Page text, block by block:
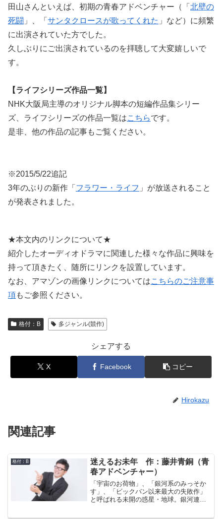
田山さんといえば、初期の青春アドベンチャー（「 北壁の
死闘 」、「 サンタクロースが歌ってくれた 」など）に頻繁
に出演されていた方でした。
久しぶりにご出演されているのを拝聴して大変嬉しいで
す。
【ライフシリーズ作品一覧】
NHK大阪局主導のオリジナル脚本の短編作品集シリー
ズ、ライフシリーズの作品一覧はこちらです。
是非、他の作品の記事もご覧ください。
※2015/5/22追記
3年のぶりの新作「 フラワー・ライフ 」が放送されること
が発表されました。
★本文内のリンクについて★
紹介したオーディオドラマに関連した様々な作品に興味を
持って頂きたく、随所にリンクを設置しています。
なお、アマゾンの画像リンクについてはこちらのご注意事
項もご参照ください。
格付：B 多ジャンル(競作)
シェアする
X Facebook コピー
Hirokazu
関連記事
格付：B
迷えるお未年 作：藤井青銅（青
春アドベンチャー）
「宇宙のお荷物」、「銀河系のみっそか
す」、「ビックバン以来最大の失敗作」
と呼ばれる未開の惑星・地球。銀河連保